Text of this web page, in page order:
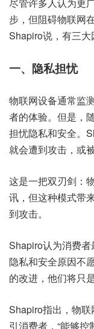
步，但阻碍物联网
Shapiro说，有三大
一、隐私担忧
物联网设备通常监
者的体验。但是，
担忧隐私和安全。
就会遭到攻击，或
这是一把双刃剑：
讯，但这种模式带
到攻击。
Shapiro认为消费
隐私和安全原因不
的改进，他们将只
Shapiro指出，物
引消费者，“能够